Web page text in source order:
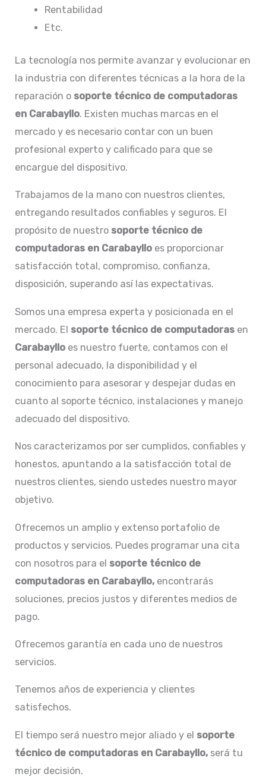
Rentabilidad
Etc.
La tecnología nos permite avanzar y evolucionar en
la industria con diferentes técnicas a la hora de la
reparación o soporte técnico de computadoras
en Carabayllo. Existen muchas marcas en el
mercado y es necesario contar con un buen
profesional experto y calificado para que se
encargue del dispositivo.
Trabajamos de la mano con nuestros clientes,
entregando resultados confiables y seguros. El
propósito de nuestro soporte técnico de
computadoras en Carabayllo es proporcionar
satisfacción total, compromiso, confianza,
disposición, superando así las expectativas.
Somos una empresa experta y posicionada en el
mercado. El soporte técnico de computadoras en
Carabayllo es nuestro fuerte, contamos con el
personal adecuado, la disponibilidad y el
conocimiento para asesorar y despejar dudas en
cuanto al soporte técnico, instalaciones y manejo
adecuado del dispositivo.
Nos caracterizamos por ser cumplidos, confiables y
honestos, apuntando a la satisfacción total de
nuestros clientes, siendo ustedes nuestro mayor
objetivo.
Ofrecemos un amplio y extenso portafolio de
productos y servicios. Puedes programar una cita
con nosotros para el soporte técnico de
computadoras en Carabayllo, encontrarás
soluciones, precios justos y diferentes medios de
pago.
Ofrecemos garantía en cada uno de nuestros
servicios.
Tenemos años de experiencia y clientes
satisfechos.
El tiempo será nuestro mejor aliado y el soporte
técnico de computadoras en Carabayllo, será tu
mejor decisión.